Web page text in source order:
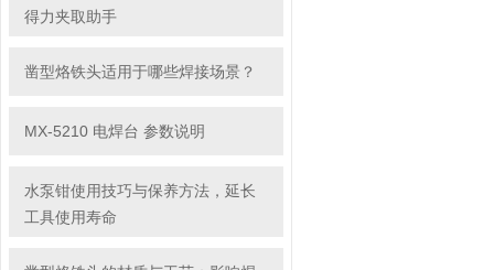
得力夹取助手
凿型烙铁头适用于哪些焊接场景？
MX-5210 电焊台 参数说明
水泵钳使用技巧与保养方法，延长
工具使用寿命